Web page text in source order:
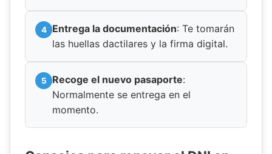
Entrega la documentación: Te tomarán
las huellas dactilares y la firma digital.
Recoge el nuevo pasaporte:
Normalmente se entrega en el
momento.